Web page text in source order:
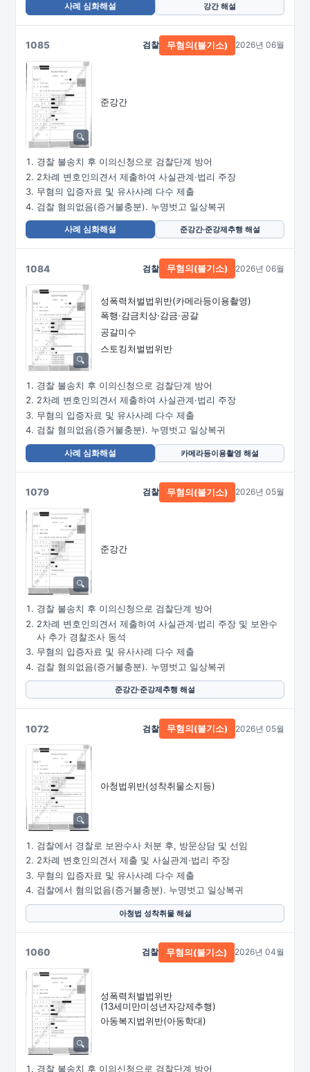
사례 심화해설 강간 해설
1085
준강간
검찰 무혐의(불기소) 2026년 06월
경찰 불송치 후 이의신청으로 검찰단계 방어
2차례 변호인의견서 제출하여 사실관계·법리 주장
무혐의 입증자료 및 유사사례 다수 제출
검찰 혐의없음(증거불충분). 누명벗고 일상복귀
사례 심화해설 준강간·준강제추행 해설
1084
성폭력처벌법위반(카메라등이용촬영)
폭행·감금치상·감금·공갈
공갈미수
스토킹처벌법위반
검찰 무혐의(불기소) 2026년 06월
경찰 불송치 후 이의신청으로 검찰단계 방어
2차례 변호인의견서 제출하여 사실관계·법리 주장
무혐의 입증자료 및 유사사례 다수 제출
검찰 혐의없음(증거불충분). 누명벗고 일상복귀
사례 심화해설 카메라등이용촬영 해설
1079
준강간
검찰 무혐의(불기소) 2026년 05월
경찰 불송치 후 이의신청으로 검찰단계 방어
2차례 변호인의견서 제출하여 사실관계·법리 주장 및 보완수
사 추가 경찰조사 동석
무혐의 입증자료 및 유사사례 다수 제출
검찰 혐의없음(증거불충분). 누명벗고 일상복귀
준강간·준강제추행 해설
1072
아청법위반(성착취물소지등)
검찰 무혐의(불기소) 2026년 05월
검찰에서 경찰로 보완수사 처분 후, 방문상담 및 선임
2차례 변호인의견서 제출 및 사실관계·법리 주장
무혐의 입증자료 및 유사사례 다수 제출
검찰에서 혐의없음(증거불충분). 누명벗고 일상복귀
아청법 성착취물 해설
1060
성폭력처벌법위반
(13세미만미성년자강제추행)
아동복지법위반(아동학대)
검찰 무혐의(불기소) 2026년 04월
경찰 불송치 후 이의신청으로 검찰단계 방어